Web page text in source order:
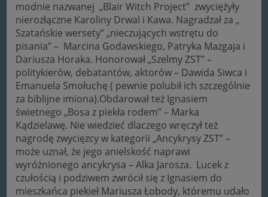
modnie nazwanej „Blair Witch Project” zwyciężyły
nierozłączne Karoliny Drwal i Kawa. Nagradzał za „
Szatańskie wersety” „nieczujących wstrętu do
pisania” – Marcina Godawskiego, Patryka Mazgaja i
Dariusza Horaka. Honorował „Szelmy ZST” –
politykierów, debatantów, aktorów – Dawida Siwca i
Emanuela Smołuchę ( pewnie polubił ich szczególnie
za biblijne imiona).Obdarował też Ignasiem
świetnego „Bosa z piekła rodem” – Marka
Kądzielawę. Nie wiedzieć dlaczego wręczył też
nagrodę zwycięzcy w kategorii „Ancykrysy ZST” –
może uznał, że jego anielskość naprawi
wyróżnionego ancykrysa – Alka Jarosza. Lucek z
czułością i podziwem zwrócił się z Ignasiem do
mieszkańca piekieł Mariusza Łobody, któremu udało